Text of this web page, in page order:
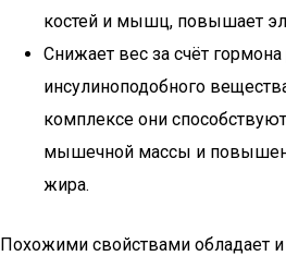
костей и мышц, повышает
Снижает вес за счёт гормона
инсулиноподобного
комплексе они
мышечной массы и
жира.
Похожими свойствами обладает